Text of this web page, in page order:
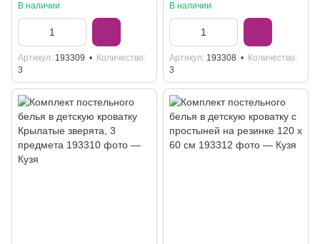
В наличии
Артикул 193309
Количество
3
В наличии
Артикул 193308
Количество
3